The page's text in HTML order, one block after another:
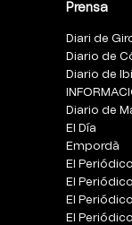
Prensa
Diari de
Diario de
Diario de
Diario de
El Día
Empordà
El
El
El Periódico
El